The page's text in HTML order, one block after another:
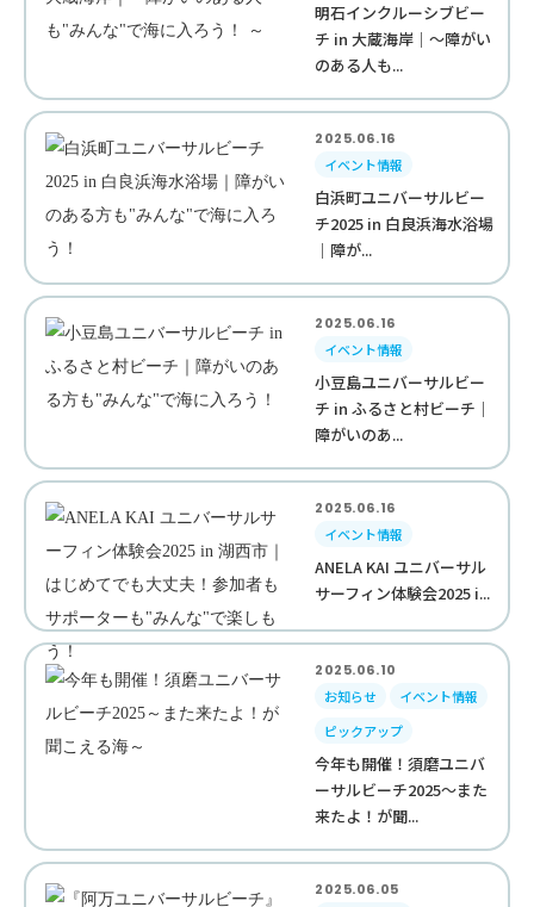
明石インクルーシブビー
チ in 大蔵海岸｜〜障がい
のある人も...
2025.06.16
イベント情報
白浜町ユニバーサルビー
チ2025 in 白良浜海水浴場
｜障が...
2025.06.16
イベント情報
小豆島ユニバーサルビー
チ in ふるさと村ビーチ｜
障がいのあ...
2025.06.16
イベント情報
ANELA KAI ユニバーサル
サーフィン体験会2025 i...
2025.06.10
お知らせ
イベント情報
ピックアップ
今年も開催！須磨ユニバ
ーサルビーチ2025～また
来たよ！が聞...
2025.06.05